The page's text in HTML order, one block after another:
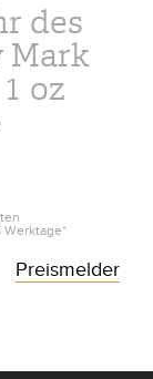
des
Mark
oz
Werktage*
Preismelder